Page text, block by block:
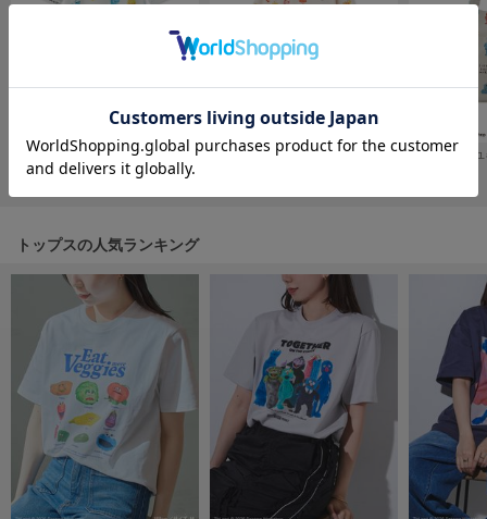
gelato pique
ジェラート ピケ
gelato pique Sleep
ジェラート ピケ スリープ
GRAMICCI
グラミチ
Henon.
へノン
HUNTER
ハンター
【ヒラノトシユキ】【BABY】総柄ロンパース（FRIENDS）
¥6,270
【ヒラノトシユキ】【BABY】総柄プルオーバー（FRIENDS）
【ヒラノトシ
トップスの人気ランキング